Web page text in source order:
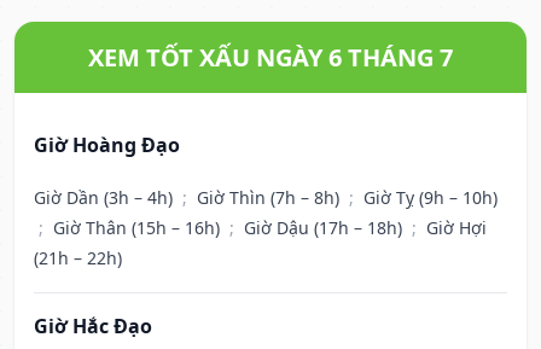
XEM TỐT XẤU NGÀY 6 THÁNG 7
Giờ Hoàng Đạo
Giờ Dần (3h – 4h) ; Giờ Thìn (7h – 8h) ; Giờ Tỵ (9h – 10h)
; Giờ Thân (15h – 16h) ; Giờ Dậu (17h – 18h) ; Giờ Hợi
(21h – 22h)
Giờ Hắc Đạo